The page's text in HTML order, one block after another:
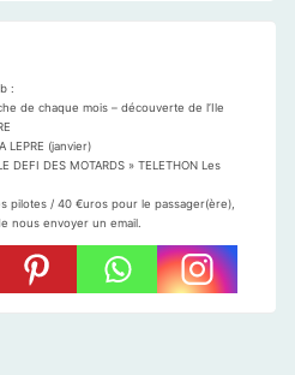
:
de chaque mois – découverte de l’Ile
LEPRE (janvier)
DEFI DES MOTARDS » TELETHON Les
pilotes / 40 €uros pour le passager(ère),
nous envoyer un email.